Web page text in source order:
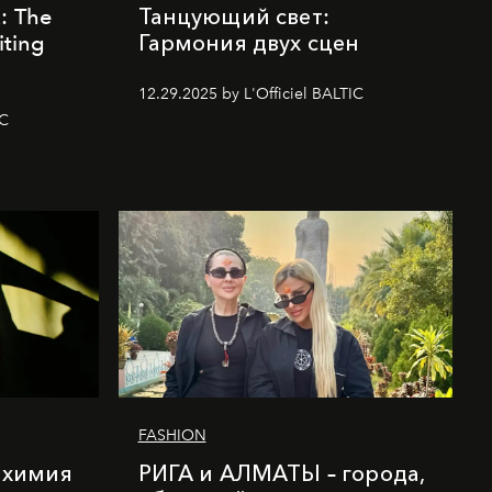
The
Танцующий свет:
Гармония двух сцен
12.29.2025 by L'Officiel BALTIC
FASHION
РИГА и АЛМАТЫ – города,